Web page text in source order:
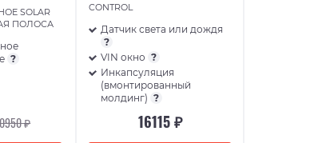
SOLAR
ПОЛОСА
?
₽
CONTROL
Датчик света или дождя
?
VIN окно ?
Инкапсуляция
(вмонтированный
молдинг) ?
16115 ₽